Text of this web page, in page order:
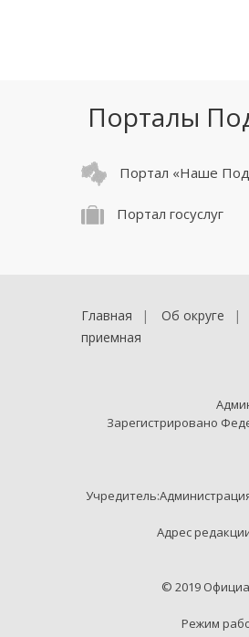
Порталы
Портал «Наше
Портал госуслуг
Главная Об округе
приемная
Зарегистрировано
Адрес
© 2019
Режим